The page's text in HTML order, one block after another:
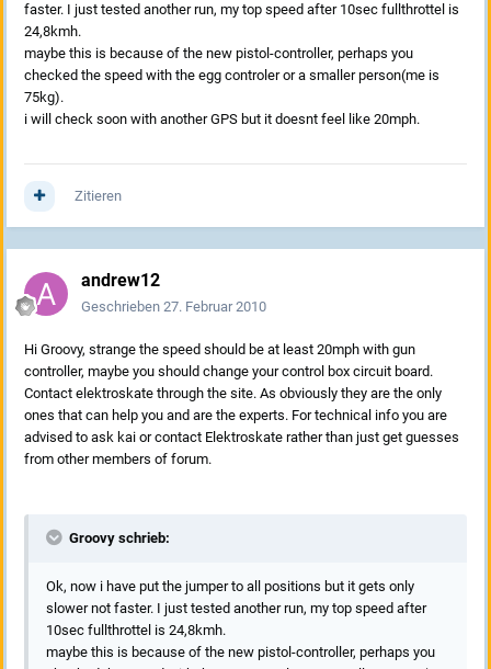
faster. I just tested another run, my top speed after 10sec fullthrottel is
24,8kmh.
maybe this is because of the new pistol-controller, perhaps you
checked the speed with the egg controler or a smaller person(me is
75kg).
i will check soon with another GPS but it doesnt feel like 20mph.
Zitieren
andrew12
Geschrieben 27. Februar 2010
Hi Groovy, strange the speed should be at least 20mph with gun
controller, maybe you should change your control box circuit board.
Contact elektroskate through the site. As obviously they are the only
ones that can help you and are the experts. For technical info you are
advised to ask kai or contact Elektroskate rather than just get guesses
from other members of forum.
Groovy schrieb:
Ok, now i have put the jumper to all positions but it gets only
slower not faster. I just tested another run, my top speed after
10sec fullthrottel is 24,8kmh.
maybe this is because of the new pistol-controller, perhaps you